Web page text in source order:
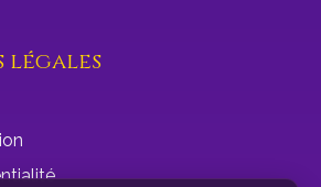
légales